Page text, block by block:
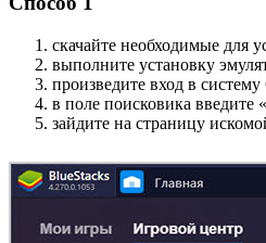
скачайте необходимые для
выполните установку
произведите вход в
в поле поисковика введите
зайдите на страницу